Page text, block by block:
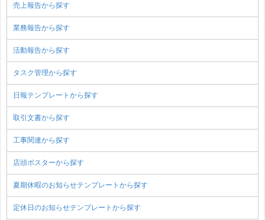
売上報告から探す
業務報告から探す
活動報告から探す
タスク管理から探す
日報テンプレートから探す
取引文書から探す
工事関連から探す
店頭ポスターから探す
夏期休暇のお知らせテンプレートから探す
定休日のお知らせテンプレートから探す